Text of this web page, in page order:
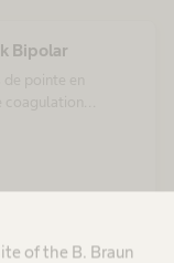
of the B. Braun
Bipolar